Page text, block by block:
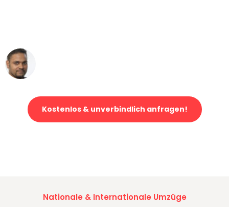
Kostenlos & unverbindlich anfragen!
Nationale & Internationale Umzüge